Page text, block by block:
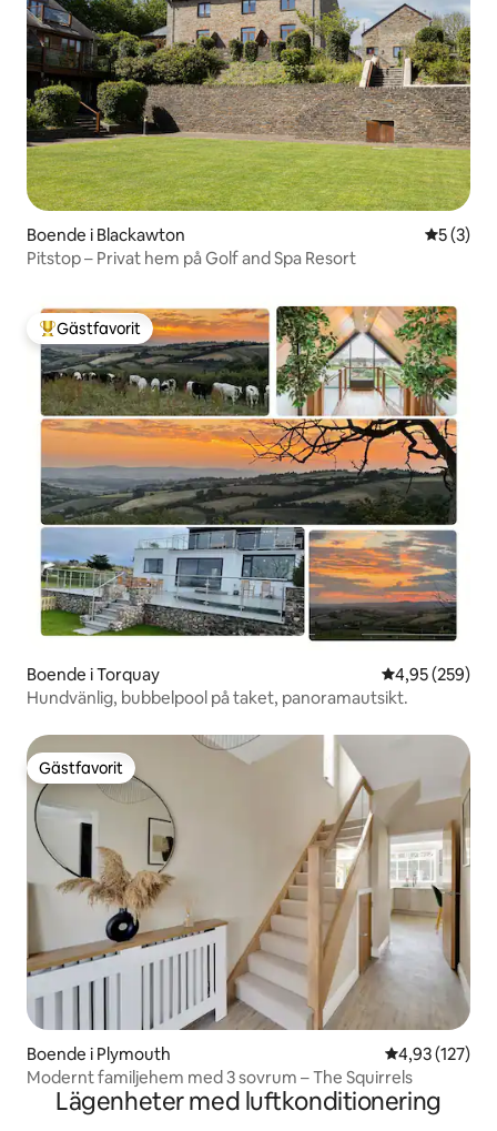
Boende i Blackawton 5 av 5 i
5 (3)
Pitstop – Privat hem på Golf and Spa Resort
Populär gästfavorit
Gästfavorit
Boende i Torquay 4,95 av 5 i
4,95 (259)
Hundvänlig, bubbelpool på taket, panoramautsikt.
Gästfavorit
Gästfavorit
Boende i Plymouth 4,93 av 5 i
4,93 (127)
Modernt familjehem med 3 sovrum – The Squirrels
Lägenheter med luftkonditionering